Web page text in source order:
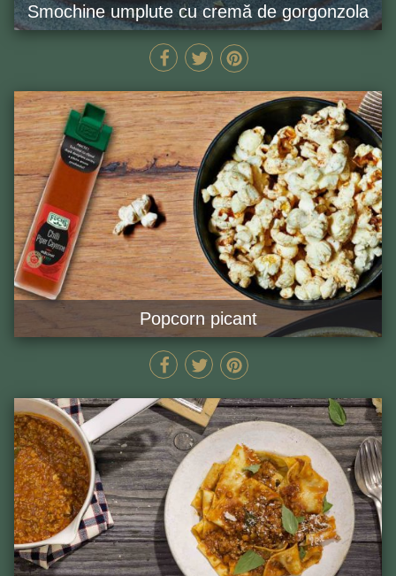
Smochine umplute cu cremă de gorgonzola
10 MIN GĂTEȘTE ACUM
Popcorn picant
12 MIN GĂTEȘTE ACUM